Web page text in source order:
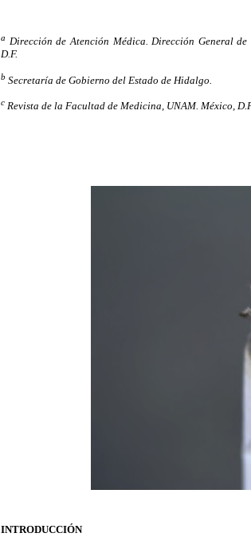
a Dirección de Atención Médica. Dirección General
D.F.
b Secretaría de Gobierno del Estado de Hidalgo.
c Revista de la Facultad de Medicina, UNAM. México,
INTRODUCCIÓN